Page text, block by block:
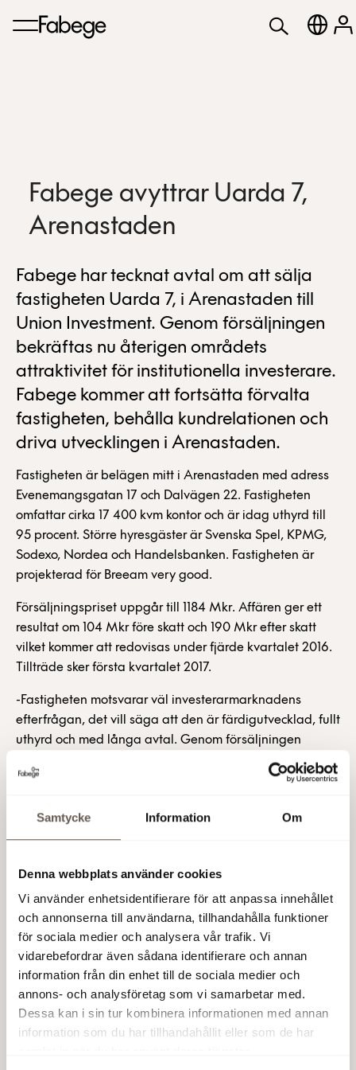
Samtycke Information Om
Denna webbplats använder cookies
Vi använder enhetsidentifierare för att anpassa innehållet
och annonserna till användarna, tillhandahålla funktioner
för sociala medier och analysera vår trafik. Vi
vidarebefordrar även sådana identifierare och annan
information från din enhet till de sociala medier och
annons- och analysföretag som vi samarbetar med.
Dessa kan i sin tur kombinera informationen med annan
information som du har tillhandahållit eller som de har
Fabege avyttrar Uarda 7,
Arenastaden
Fabege har tecknat avtal om att sälja
fastigheten Uarda 7, i Arenastaden till
Union Investment. Genom försäljningen
bekräftas nu återigen områdets
attraktivitet för institutionella investerare.
Fabege kommer att fortsätta förvalta
fastigheten, behålla kundrelationen och
driva utvecklingen i Arenastaden.
Fastigheten är belägen mitt i Arenastaden med adress
Evenemangsgatan 17 och Dalvägen 22. Fastigheten
omfattar cirka 17 400 kvm kontor och är idag uthyrd till
95 procent. Större hyresgäster är Svenska Spel, KPMG,
Sodexo, Nordea och Handelsbanken. Fastigheten är
projekterad för Breeam very good.
Försäljningspriset uppgår till 1184 Mkr. Affären ger ett
resultat om 104 Mkr före skatt och 190 Mkr efter skatt
vilket kommer att redovisas under fjärde kvartalet 2016.
Tillträde sker första kvartalet 2017.
-Fastigheten motsvarar väl investerarmarknadens
efterfrågan, det vill säga att den är färdigutvecklad, fullt
uthyrd och med långa avtal. Genom försäljningen
skapar vi utrymme för fler värdeskapande investeringar.
Jag är nöjd med denna affär som är helt i linje med vår
att fortsätta förvalta fastigheten och ta hand om
relationerna med kunderna, kommenterar Klaus Hansen
Fabege AB (publ)
Denna information är sådan information som Fabege AB
är skyldigt att offentliggöra enligt EU:s
marknadsmissbruksförordning. Informationen lämnades,
offentliggörande den 17 november 2016 kl. 07:50 CET.